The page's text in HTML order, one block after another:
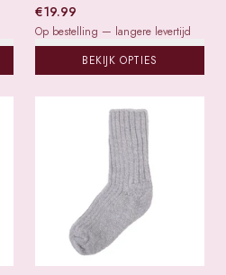
€19.99
Op bestelling — langere levertijd
BEKIJK OPTIES